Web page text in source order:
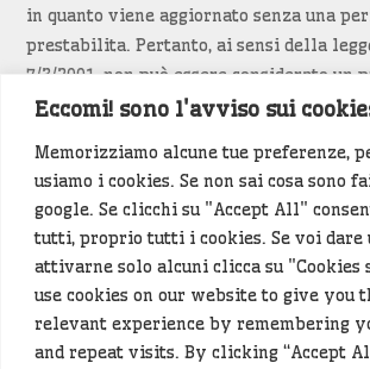
Eccomi! sono l'avviso sui
Memorizziamo alcune tue preferenze,
usiamo i cookies. Se non sai cosa sono
google. Se clicchi su "Accept All"
tutti, proprio tutti i cookies. Se voi dare
attivarne solo alcuni clicca su "Cookies
use cookies on our website to give you
relevant experience by remembering
and repeat visits. By clicking “Accept
in quanto viene aggiornato senza una
prestabilita. Pertanto, ai sensi della
7/3/2001, non può essere considerato un
editoriale.
Siamo attenti a non violare copyright e
d’immagine. Se un contenuto è di tua
richiederne la rimozionediccelo(<-
messaggio).
Alcuni articoli sono generati in bozza
l'intelligenza artificiale generativa,
provenienti da fonti istituzionali e altri